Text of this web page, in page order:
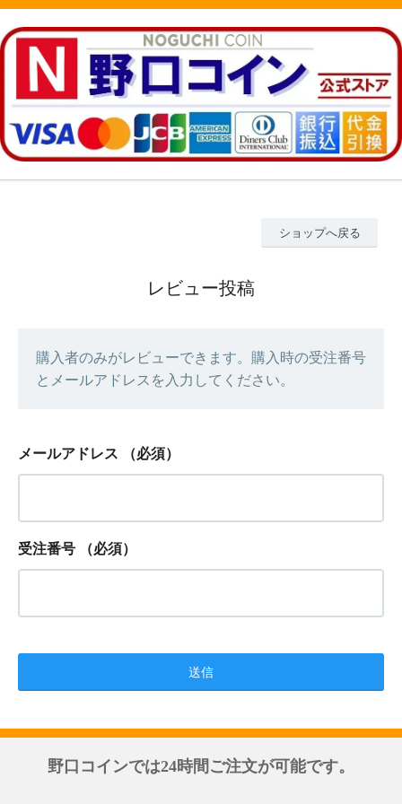
ショップへ戻る
レビュー投稿
購入者のみがレビューできます。購入時の受注番号
とメールアドレスを入力してください。
メールアドレス （必須）
受注番号 （必須）
野口コインでは24時間ご注文が可能です。